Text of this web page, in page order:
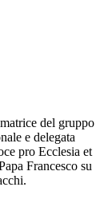
del gruppo
e delegata
pro Ecclesia et
Francesco su